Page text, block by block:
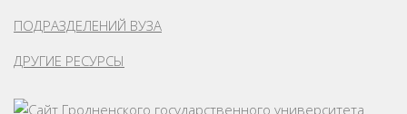
ПОДРАЗДЕЛЕНИЙ ВУЗА
ДРУГИЕ РЕСУРСЫ